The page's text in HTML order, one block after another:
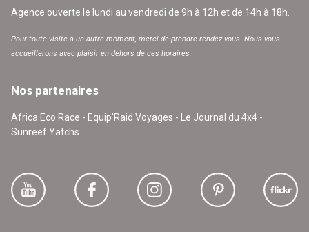
Agence ouverte le lundi au vendredi de 9h à 12h et de 14h à 18h.
Pour toute visite à un autre moment, merci de prendre rendez-vous. Nous vous
accueillerons avec plaisir en dehors de ces horaires.
Nos partenaires
Africa Eco Race - Equip'Raid Voyages - Le Journal du 4x4 -
Sunreef Yatchs